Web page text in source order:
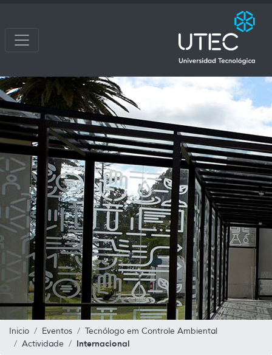
Inicio Eventos
Tecnólogo em Controle Ambiental
Actividade
Internacional